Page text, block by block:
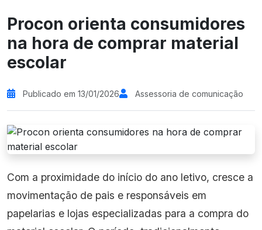
Procon orienta consumidores
na hora de comprar material
escolar
Publicado em 13/01/2026 Assessoria de comunicação
Com a proximidade do início do ano letivo, cresce a
movimentação de pais e responsáveis em
papelarias e lojas especializadas para a compra do